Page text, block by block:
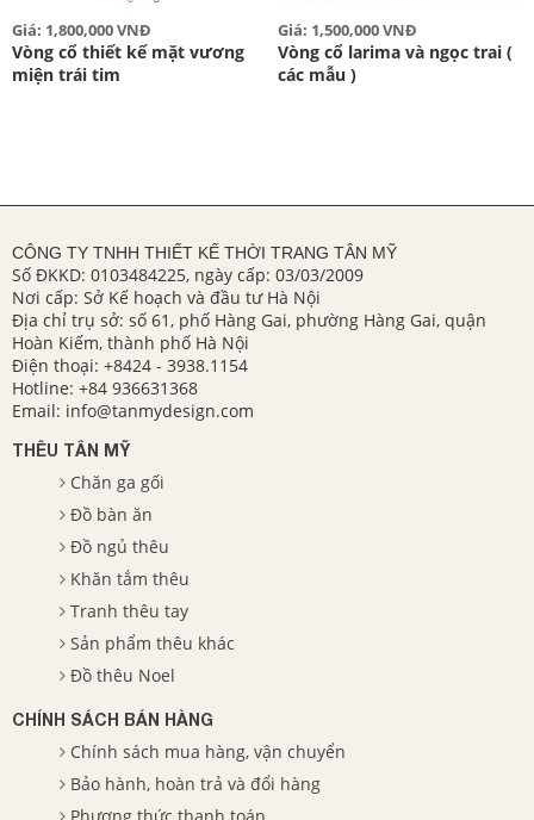
Giá: 1,800,000 VNĐ
Vòng cổ thiết kế mặt vương
miện trái tim
Giá: 1,500,000 VNĐ
Vòng cổ larima và ngọc trai (
các mẫu )
CÔNG TY TNHH THIẾT KẾ THỜI TRANG TÂN MỸ
Số ĐKKD: 0103484225, ngày cấp: 03/03/2009
Nơi cấp: Sở Kế hoạch và đầu tư Hà Nội
Địa chỉ trụ sở: số 61, phố Hàng Gai, phường Hàng Gai, quận
Hoàn Kiếm, thành phố Hà Nội
Điện thoại: +8424 - 3938.1154
Hotline: +84 936631368
Email: info@tanmydesign.com
THÊU TÂN MỸ
Chăn ga gối
Đồ bàn ăn
Đồ ngủ thêu
Khăn tắm thêu
Tranh thêu tay
Sản phẩm thêu khác
Đồ thêu Noel
CHÍNH SÁCH BÁN HÀNG
Chính sách mua hàng, vận chuyển
Bảo hành, hoàn trả và đổi hàng